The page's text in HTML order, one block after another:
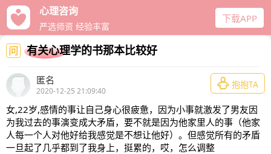
心理咨询
严选师资 经验丰富
下载APP
问 有关心理学的书那本比较好
匿名
2020-12-25 21:09:40
 抱抱TA
女,22岁,感情的事让自己身心很疲惫，因为小事就激发了男友因
为我过去的事演变成大矛盾，要不就是因为他家里人的事（他家
人每一个人对他好给我感觉是不想让他好）。但感觉所有的矛盾
一旦起了几乎都到了我身上，挺累的，哎，怎么调整